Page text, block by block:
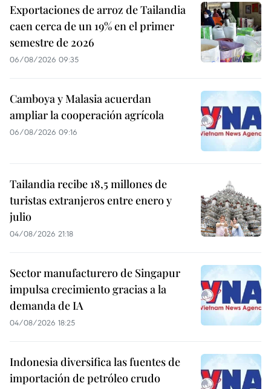
Exportaciones de arroz de Tailandia
caen cerca de un 19% en el primer
semestre de 2026
06/08/2026 09:35
Camboya y Malasia acuerdan
ampliar la cooperación agrícola
06/08/2026 09:16
Tailandia recibe 18,5 millones de
turistas extranjeros entre enero y
julio
04/08/2026 21:18
Sector manufacturero de Singapur
impulsa crecimiento gracias a la
demanda de IA
04/08/2026 18:25
Indonesia diversifica las fuentes de
importación de petróleo crudo